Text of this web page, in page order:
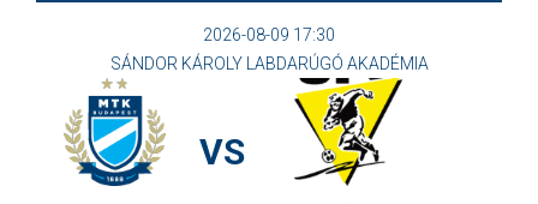
2026-08-09 17:30
SÁNDOR KÁROLY LABDARÚGÓ AKADÉMIA
VS